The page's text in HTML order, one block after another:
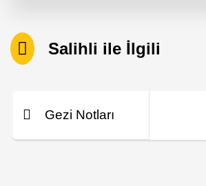
Salihli ile İlgili
Gezi Notları